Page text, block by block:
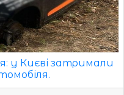
у Києві затримали